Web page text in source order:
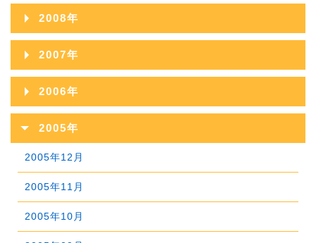
2018年01月
2017年02月
2017年01月
2016年03月
2016年02月
2016年01月
2015年03月
2015年02月
2015年01月
2014年06月
2014年05月
2014年03月
2014年02月
2014年01月
2013年07月
2013年06月
2013年05月
2013年03月
2013年02月
2013年01月
2012年08月
2012年07月
2012年06月
2012年05月
2011年09月
2011年08月
2011年07月
2011年06月
2011年05月
2011年04月
2011年03月
2011年02月
2010年11月
2010年10月
2010年09月
2010年08月
2010年07月
2010年06月
2010年05月
2010年04月
2010年03月
2009年12月
2009年11月
2009年10月
2009年09月
2009年08月
2009年07月
2009年06月
2009年05月
2008年
2008年12月
2008年11月
2008年10月
2008年09月
2008年08月
2008年07月
2008年06月
2007年
2007年12月
2007年11月
2007年10月
2007年09月
2007年08月
2007年07月
2006年
2006年12月
2005年
2005年12月
2005年11月
2005年10月